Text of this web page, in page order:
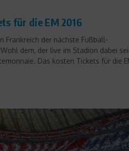
für die EM 2016
Frankreich der nächste Fußball-
dem, der live im Stadion dabei
Das kosten Tickets für die